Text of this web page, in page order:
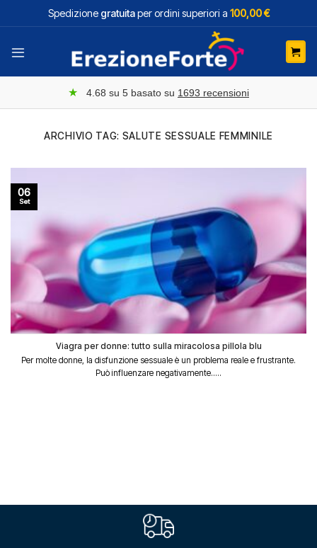
Spedizione gratuitaper ordini superiori a 100,00 €
★ 4.68 su 5 basato su 1693 recensioni
ARCHIVIO TAG: SALUTE SESSUALE FEMMINILE
Viagra per donne: tutto sulla miracolosa pillola blu
Per molte donne, la disfunzione sessuale è un problema reale e frustrante.
Può influenzare negativamente.....
06
Set